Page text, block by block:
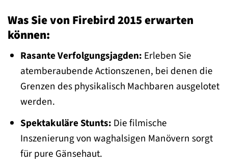
Was Sie von Firebird 2015 erwarten
können:
Rasante Verfolgungsjagden: Erleben Sie
atemberaubende Actionszenen, bei denen die
Grenzen des physikalisch Machbaren ausgelotet
werden.
Spektakuläre Stunts: Die filmische
Inszenierung von waghalsigen Manövern sorgt
für pure Gänsehaut.